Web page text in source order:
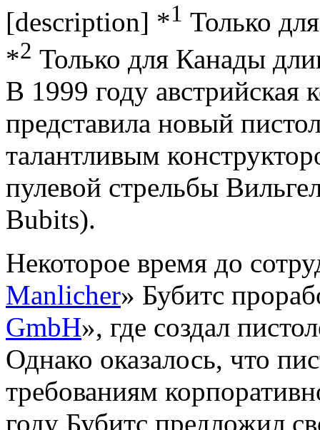
[description] *1 Только
*2 Только для Канады
В 1999 году
представила новый
талантливым
пулевой стрельбы
Bubits).
Некоторое время до
Manlicher» Бубитс
GmbH», где создал
Однако оказалось, что
требованиям
году Бубитс предложил